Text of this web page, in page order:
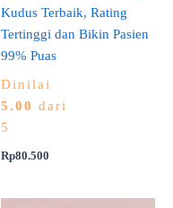
Kudus Terbaik, Rating
Tertinggi dan Bikin Pasien
99% Puas
Dinilai
5.00 dari
5
Rp80.500